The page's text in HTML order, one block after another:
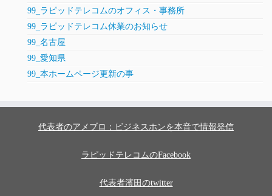
99_ラピッドテレコムのオフィス・事務所
99_ラピッドテレコム休業のお知らせ
99_名古屋
99_愛知県
99_本ホームページ更新の事
代表者のアメブロ：ビジネスホンを本音で情報発信
ラピッドテレコムのFacebook
代表者濱田のtwitter